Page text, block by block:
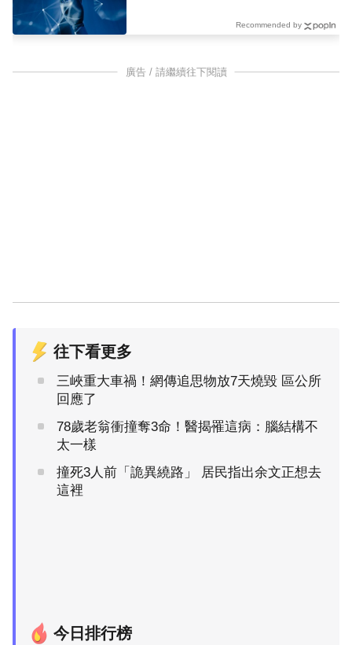
Recommended by
廣告 / 請繼續往下閱讀
往下看更多
三峽重大車禍！網傳追思物放7天燒毀 區公所
回應了
78歲老翁衝撞奪3命！醫揭罹這病：腦結構不
太一樣
撞死3人前「詭異繞路」 居民指出余文正想去
這裡
今日排行榜